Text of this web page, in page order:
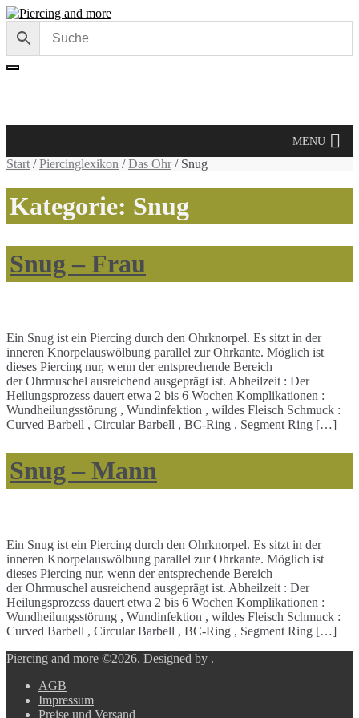
Skip
navigation
Skip
content
MENU
Start /Piercinglexikon /Das Ohr/ Snug
Kategorie: Snug
Snug – Frau
Ein Snug ist ein Piercing durch den Ohrknorpel. Es sitzt in der
inneren Knorpelauswölbung parallel zur Ohrkante. Möglich ist
dieses Piercing nur, wenn der entsprechende Bereich
der Ohrmuschel ausreichend ausgeprägt ist. Abheilzeit : Der
Heilungsprozess dauert etwa 2 bis 6 Wochen Komplikationen :
Wundheilungsstörung , Wundinfektion , wildes Fleisch Schmuck :
Curved Barbell , Circular Barbell , BC-Ring , Segment Ring […]
Snug – Mann
Ein Snug ist ein Piercing durch den Ohrknorpel. Es sitzt in der
inneren Knorpelauswölbung parallel zur Ohrkante. Möglich ist
dieses Piercing nur, wenn der entsprechende Bereich
der Ohrmuschel ausreichend ausgeprägt ist. Abheilzeit : Der
Heilungsprozess dauert etwa 2 bis 6 Wochen Komplikationen :
Wundheilungsstörung , Wundinfektion , wildes Fleisch Schmuck :
Curved Barbell , Circular Barbell , BC-Ring , Segment Ring […]
Piercing and more ©2026. Designed by .
AGB
Impressum
Preise und Versand